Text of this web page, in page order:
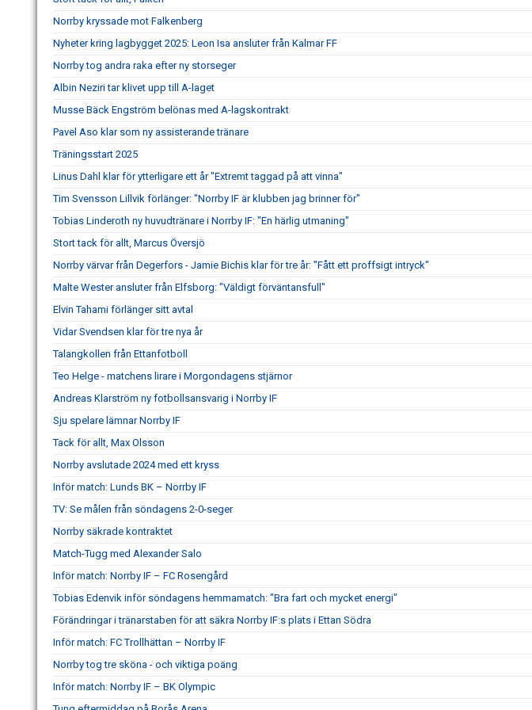
Norrby kryssade mot Falkenberg
Nyheter kring lagbygget 2025: Leon Isa ansluter från Kalmar FF
Norrby tog andra raka efter ny storseger
Albin Neziri tar klivet upp till A-laget
Musse Bäck Engström belönas med A-lagskontrakt
Pavel Aso klar som ny assisterande tränare
Träningsstart 2025
Linus Dahl klar för ytterligare ett år "Extremt taggad på att vinna"
Tim Svensson Lillvik förlänger: "Norrby IF är klubben jag brinner för"
Tobias Linderoth ny huvudtränare i Norrby IF: "En härlig utmaning"
Stort tack för allt, Marcus Översjö
Norrby värvar från Degerfors - Jamie Bichis klar för tre år: "Fått ett proffsigt intryck"
Malte Wester ansluter från Elfsborg: "Väldigt förväntansfull"
Elvin Tahami förlänger sitt avtal
Vidar Svendsen klar för tre nya år
Talangkollen från Ettanfotboll
Teo Helge - matchens lirare i Morgondagens stjärnor
Andreas Klarström ny fotbollsansvarig i Norrby IF
Sju spelare lämnar Norrby IF
Tack för allt, Max Olsson
Norrby avslutade 2024 med ett kryss
Inför match: Lunds BK – Norrby IF
TV: Se målen från söndagens 2-0-seger
Norrby säkrade kontraktet
Match-Tugg med Alexander Salo
Inför match: Norrby IF – FC Rosengård
Tobias Edenvik inför söndagens hemmamatch: "Bra fart och mycket energi"
Förändringar i tränarstaben för att säkra Norrby IF:s plats i Ettan Södra
Inför match: FC Trollhättan – Norrby IF
Norrby tog tre sköna - och viktiga poäng
Inför match: Norrby IF – BK Olympic